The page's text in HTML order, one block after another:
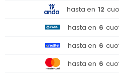
hasta en 12
hasta en 6
hasta en 6
hasta en 6